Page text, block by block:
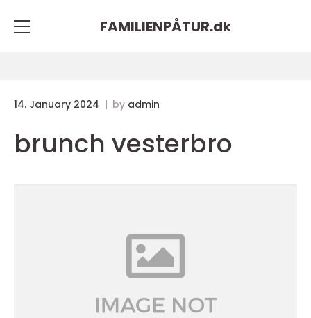
FAMILIENPÅTUR.dk
14. January 2024 by admin
brunch vesterbro